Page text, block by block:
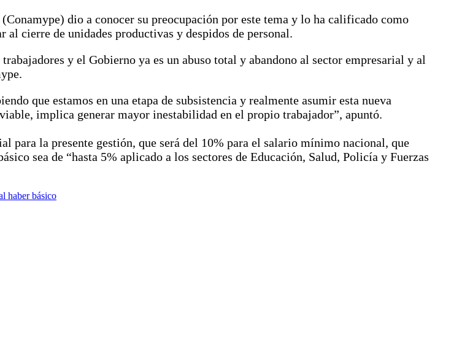
dio a conocer su preocupación por este tema y lo ha calificado como
al cierre de unidades productivas y despidos de personal.
y el Gobierno ya es un abuso total y abandono al sector empresarial y al
que estamos en una etapa de subsistencia y realmente asumir esta nueva
implica generar mayor inestabilidad en el propio trabajador”, apuntó.
la presente gestión, que será del 10% para el salario mínimo nacional, que
sea de “hasta 5% aplicado a los sectores de Educación, Salud, Policía y Fuerzas
haber básico